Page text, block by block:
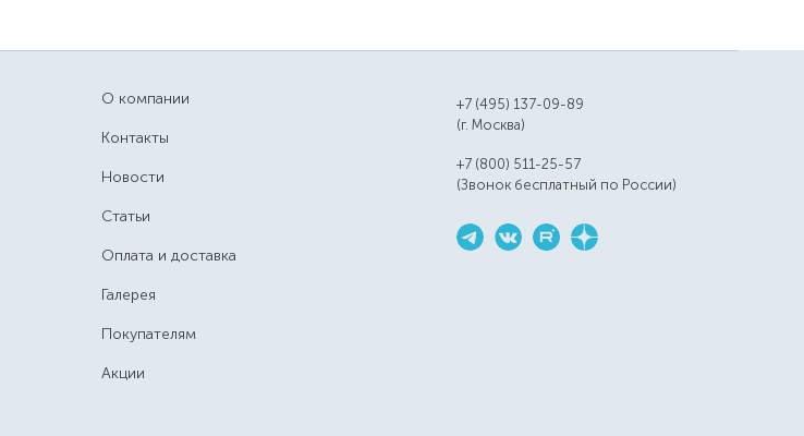
О компании
Контакты
Новости
Статьи
Оплата и доставка
Галерея
Покупателям
Акции
+7 (495) 137-09-89
(г. Москва)
+7 (800) 511-25-57
(Звонок бесплатный по России)